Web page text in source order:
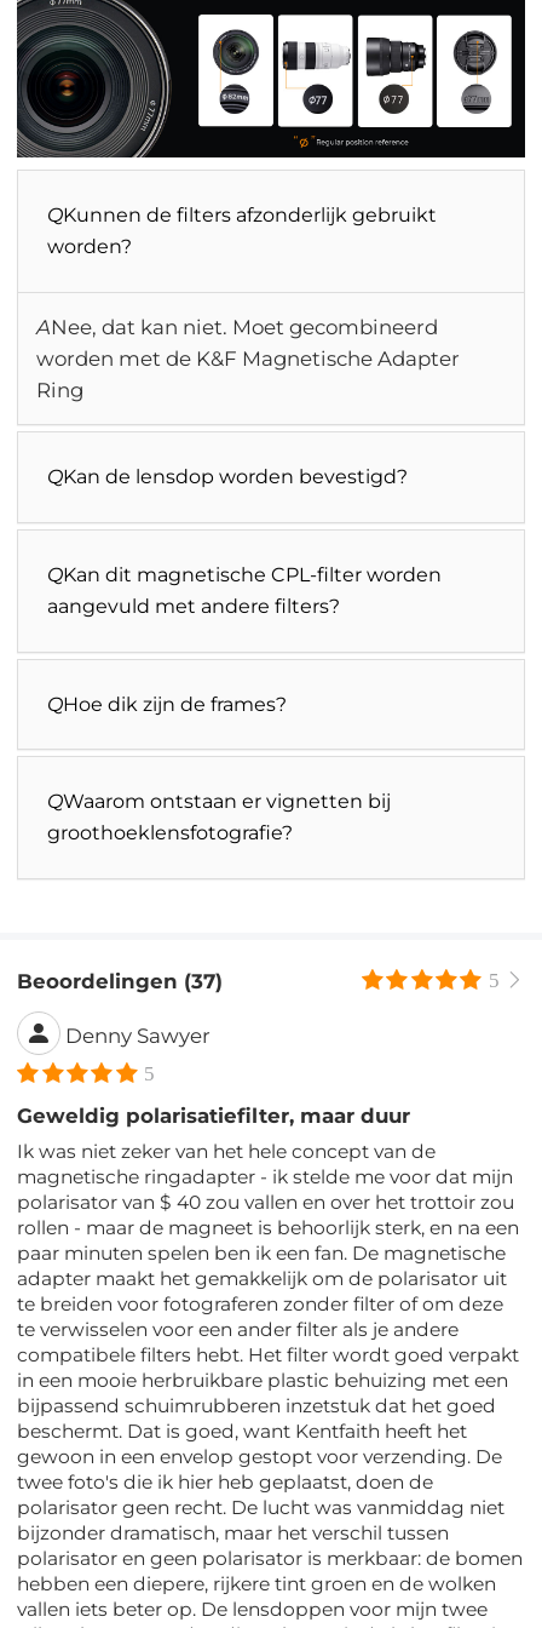
QKunnen de filters afzonderlijk gebruikt
worden?
ANee, dat kan niet. Moet gecombineerd
worden met de K&F Magnetische Adapter
Ring
QKan de lensdop worden bevestigd?
QKan dit magnetische CPL-filter worden
aangevuld met andere filters?
QHoe dik zijn de frames?
QWaarom ontstaan ​​er vignetten bij
groothoeklensfotografie?
Beoordelingen (37) 5
Denny Sawyer
5
Geweldig polarisatiefilter, maar duur
Ik was niet zeker van het hele concept van de
magnetische ringadapter - ik stelde me voor dat mijn
polarisator van $ 40 zou vallen en over het trottoir zou
rollen - maar de magneet is behoorlijk sterk, en na een
paar minuten spelen ben ik een fan. De magnetische
adapter maakt het gemakkelijk om de polarisator uit
te breiden voor fotograferen zonder filter of om deze
te verwisselen voor een ander filter als je andere
compatibele filters hebt. Het filter wordt goed verpakt
in een mooie herbruikbare plastic behuizing met een
bijpassend schuimrubberen inzetstuk dat het goed
beschermt. Dat is goed, want Kentfaith heeft het
gewoon in een envelop gestopt voor verzending. De
twee foto's die ik hier heb geplaatst, doen de
polarisator geen recht. De lucht was vanmiddag niet
bijzonder dramatisch, maar het verschil tussen
polarisator en geen polarisator is merkbaar: de bomen
hebben een diepere, rijkere tint groen en de wolken
vallen iets beter op. De lensdoppen voor mijn twee